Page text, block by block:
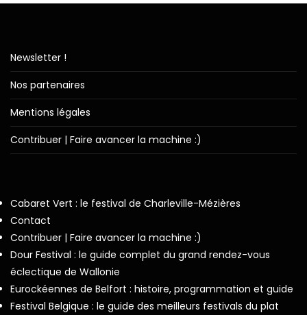
Newsletter !
Nos partenaires
Mentions légales
Contribuer | Faire avancer la machine :)
Cabaret Vert : le festival de Charleville-Mézières
Contact
Contribuer | Faire avancer la machine :)
Dour Festival : le guide complet du grand rendez-vous
éclectique de Wallonie
Eurockéennes de Belfort : histoire, programmation et guide
Festival Belgique : le guide des meilleurs festivals du plat